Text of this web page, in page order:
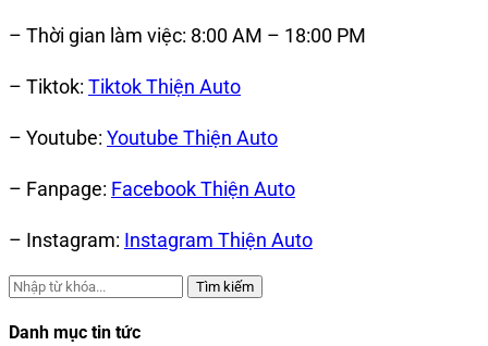
– Thời gian làm việc: 8:00 AM – 18:00 PM
– Tiktok: Tiktok Thiện Auto
– Youtube: Youtube Thiện Auto
– Fanpage: Facebook Thiện Auto
– Instagram: Instagram Thiện Auto
Tìm kiếm
Danh mục tin tức